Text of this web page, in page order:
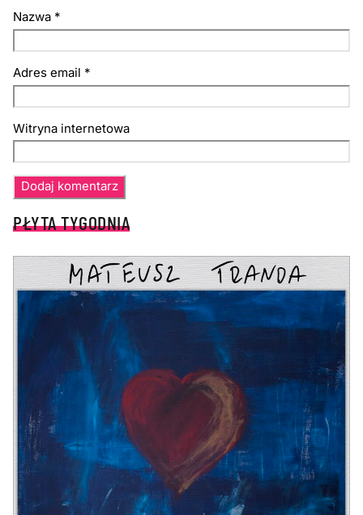
Nazwa *
Adres email *
Witryna internetowa
PŁYTA TYGODNIA